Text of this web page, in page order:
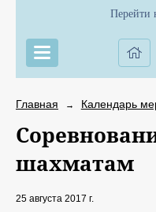
Перейти
Главная → Календарь
шахматам
25 августа 2017 г.